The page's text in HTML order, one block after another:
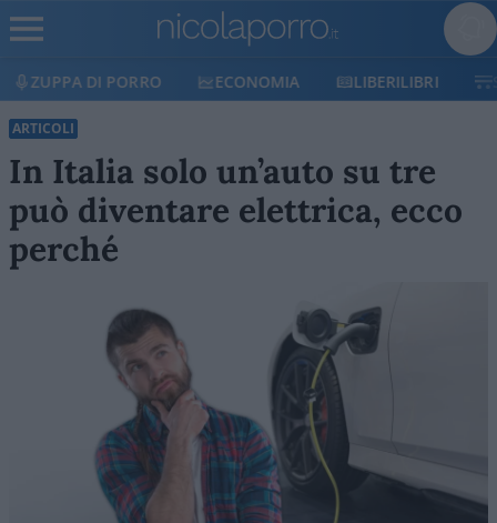
ECONOMIA LIBERILIBRI SHOP SOSTIENICI
ARTICOLI
In Italia solo un’auto su tre
può diventare elettrica, ecco
perché